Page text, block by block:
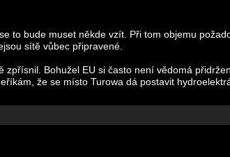
to bude muset někde vzít. Při tom objemu
sítě vůbec připravené.
Bohužel EU si často není vědomá
že se místo Turowa dá postavit